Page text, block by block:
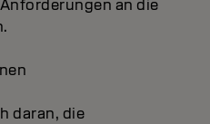
an die
daran, die